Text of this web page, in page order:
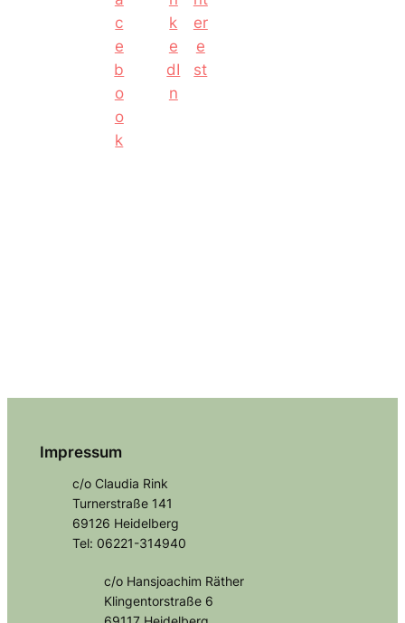
Impressum
c/o Claudia Rink
Turnerstraße 141
69126 Heidelberg
Tel: 06221-314940
c/o Hansjoachim Räther
Klingentorstraße 6